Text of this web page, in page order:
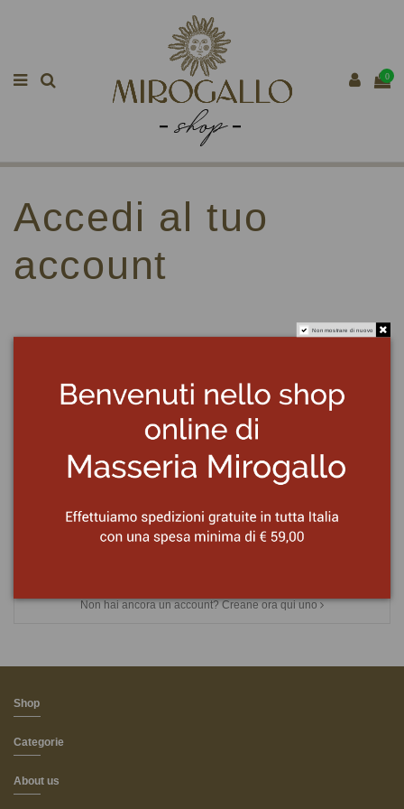
0
Accedi al tuo
account
Password
Password dimenticata?
Non hai ancora un account? Creane ora qui uno
Shop
Categorie
About us
Non mostrare di nuovo